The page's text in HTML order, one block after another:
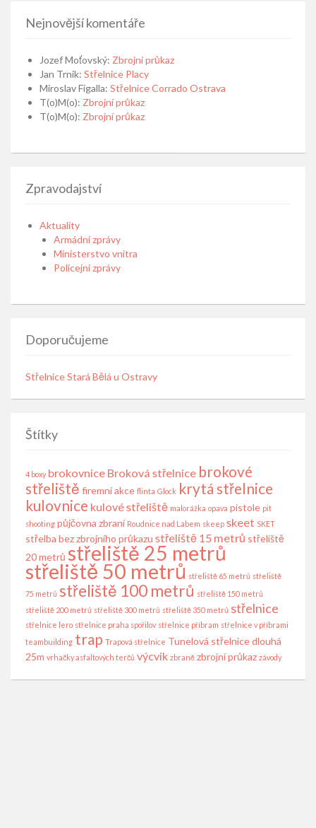
Nejnovější komentáře
Jozef Moťovský: Zbrojní průkaz
Jan Trnik: Střelnice Placy
Miroslav Figalla: Střelnice Corrado Ostrava
T(o)M(o): Zbrojní průkaz
T(o)M(o): Zbrojní průkaz
Zpravodajství
Aktuality
Armádní zprávy
Ministerstvo vnitra
Policejní zprávy
Doporučujeme
Střelnice Stará Bělá u Ostravy
Štítky
4 boxy brokovnice Broková střelnice brokové
střeliště firemní akce flinta Glock krytá střelnice
kulovnice kulové střeliště malorážka opava pistole pit
shooting půjčovna zbraní Roudnice nad Labem skeep skeet SKET
střelba bez zbrojního průkazu střeliště 15 metrů střeliště
20 metrů střeliště 25 metrů
střeliště 50 metrů střeliště 65 metrů střeliště
75 metrů střeliště 100 metrů střeliště 150 metrů
střeliště 200 metrů střeliště 300 metrů střeliště 350 metrů střelnice
střelnice lero střelnice praha spořilov střelnice příbram střelnice v příbrami
teambuilding trap Trapová střelnice Tunelová střelnice dlouhá
25m vrhačky asfaltových terčů výcvik zbraně zbrojní průkaz závody